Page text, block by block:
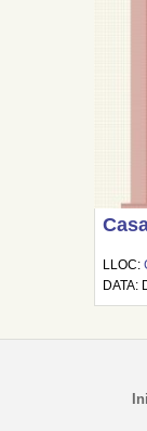
LLOC:
DATA: